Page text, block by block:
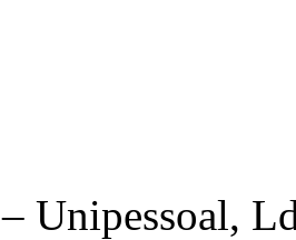
– Unipessoal,